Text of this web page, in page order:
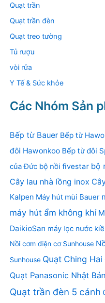
Quạt trần
Quạt trần đèn
Quạt treo tường
Tủ rượu
vòi rửa
Y Tế & Sức khỏe
Các Nhóm Sản
Bếp từ Bauer Bếp từ
đôi Hawonkoo Bếp từ đôi
của Đức bộ nồi fivestar bộ
Cây lau nhà lồng inox
Kalpen Máy hút mùi Bauer
máy hút ẩm không khí
DaikioSan máy lọc nước
Nồi cơm điện cơ Sunhouse
Sunhouse Quạt Ching Hai
Quạt Panasonic Nhật Bản
Quạt trần đèn 5 cánh